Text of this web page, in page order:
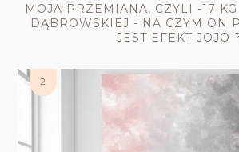
MOJA PRZEMIANA, CZYLI -17
DĄBROWSKIEJ - NA CZYM ON
JEST EFEKT JOJO ?